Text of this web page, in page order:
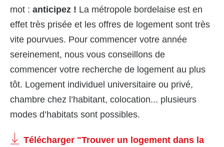
mot : anticipez ! La métropole bordelaise est en
effet très prisée et les offres de logement sont très
vite pourvues. Pour commencer votre année
sereinement, nous vous conseillons de
commencer votre recherche de logement au plus
tôt. Logement individuel universitaire ou privé,
chambre chez l’habitant, colocation... plusieurs
modes d’habitats sont possibles.
Télécharger "Trouver un logement dans la